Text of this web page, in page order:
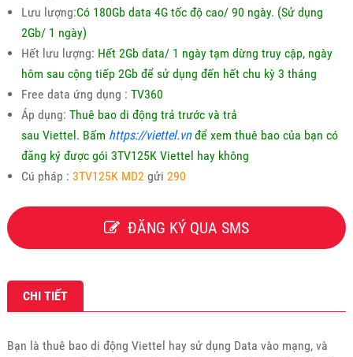
Lưu lượng:Có 180Gb data 4G tốc độ cao/ 90 ngày. (Sử dụng
2Gb/ 1 ngày)
Hết lưu lượng: Hết 2Gb data/ 1 ngày tạm dừng truy cập, ngày
hôm sau cộng tiếp 2Gb để sử dụng đến hết chu kỳ 3 tháng
Free data ứng dụng : TV360
Áp dụng: Thuê bao di động trả trước và trả
sau Viettel. Bấm https://viettel.vn để xem thuê bao của bạn có
đăng ký được gói 3TV125K Viettel hay không
Cú pháp : 3TV125K MD2 gửi 290
ĐĂNG KÝ QUA SMS
CHI TIẾT
Bạn là thuê bao di động Viettel hay sử dụng Data vào mạng, và